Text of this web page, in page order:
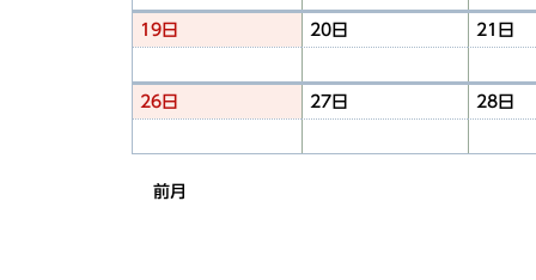
19日 20日 21日
26日 27日 28日
前月